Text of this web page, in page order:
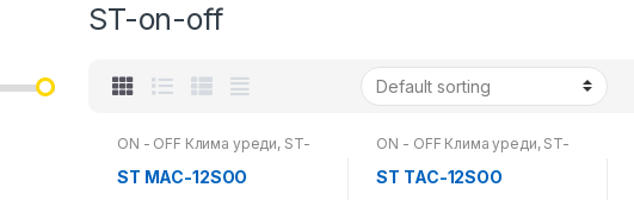
ST-on-off
ON - OFF Клима уреди, ST-
Клима уреди
ST MAC-12SOO
ON - OFF Клима уреди, ST-
Клима уреди
ST TAC-12SOO